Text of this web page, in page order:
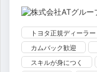
トヨタ正規ディーラー
カムバック歓迎
スキルが身につく